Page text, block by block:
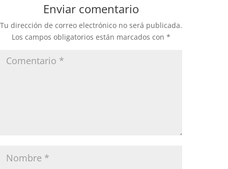
Enviar comentario
Tu dirección de correo electrónico no será publicada.
Los campos obligatorios están marcados con*